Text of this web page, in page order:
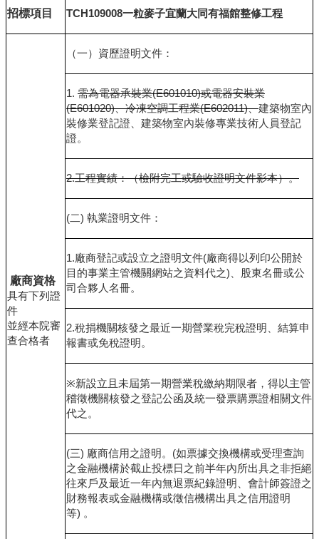
招標項目 TCH109008一粒麥子宜蘭大同有福館整修工程
廠商資格
具有下列證
件
並經本院審
查合格者
（一）資歷證明文件：
1. 需為電器承裝業(E601010)或電器安裝業
(E601020)、冷凍空調工程業(E602011)、建築物室內
裝修業登記證、建築物室內裝修專業技術人員登記
證。
2.工程實績：（檢附完工或驗收證明文件影本）。
(二) 執業證明文件：
1.廠商登記或設立之證明文件(廠商得以列印公開於
目的事業主管機關網站之資料代之) 、股東名冊或公
司合夥人名冊。
2.稅捐機關核發之最近一期營業稅完稅證明、結算申
報書或免稅證明。
※新設立且未屆第一期營業稅繳納期限者，得以主管
稽徵機關核發之登記公函及統一發票購票證相關文件
代之。
(三) 廠商信用之證明。 (如票據交換機構或受理查詢
之金融機構於截止投標日之前半年內所出具之非拒絕
往來戶及最近一年內無退票紀錄證明、會計師簽證之
財務報表或金融機構或徵信機構出具之信用證明
等) 。